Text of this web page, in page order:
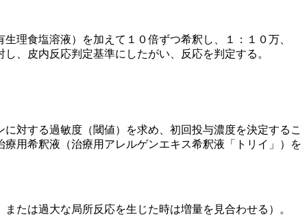
理食塩溶液）を加えて１０倍ずつ希釈し、１：１０万、
、皮内反応判定基準にしたがい、反応を判定する。
対する過敏度（閾値）を求め、初回投与濃度を決定するこ
用希釈液（治療用アレルゲンエキス希釈液「トリイ」）を
たは過大な局所反応を生じた時は増量を見合わせる）。